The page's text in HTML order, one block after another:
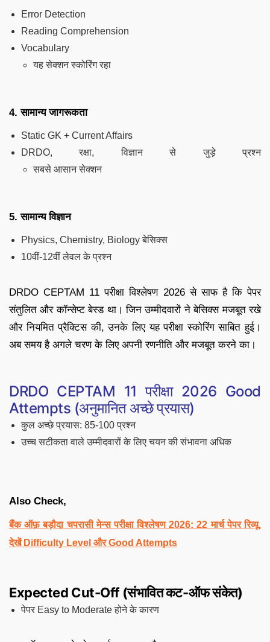
Error Detection
Reading Comprehension
Vocabulary
यह सेक्शन स्कोरिंग रहा
4. सामान्य जागरूकता
Static GK + Current Affairs
DRDO, रक्षा, विज्ञान से जुड़े प्रश्न
सबसे आसान सेक्शन
5. सामान्य विज्ञान
Physics, Chemistry, Biology बेसिक्स
10वीं-12वीं लेवल के प्रश्न
DRDO CEPTAM 11 परीक्षा विश्लेषण 2026 से साफ है कि पेपर
संतुलित और कॉन्सेप्ट बेस्ड था। जिन उम्मीदवारों ने बेसिक्स मजबूत रखे
और नियमित प्रैक्टिस की, उनके लिए यह परीक्षा स्कोरिंग साबित हुई।
अब समय है अगले चरण के लिए अपनी रणनीति और मजबूत करने का।
DRDO CEPTAM 11 परीक्षा 2026 Good
Attempts (अनुमानित अच्छे प्रयास)
कुल अच्छे प्रयास: 85-100 प्रश्न
उच्च सटीकता वाले उम्मीदवारों के लिए चयन की संभावना अधिक
Also Check,
बैंक ऑफ़ बड़ौदा चपरासी मेन्स परीक्षा विश्लेषण 2026: 22 मार्च पेपर रिव्यू,
देखें Difficulty Level और Good Attempts
Expected Cut-Off (संभावित कट-ऑफ संकेत)
पेपर Easy to Moderate होने के कारण